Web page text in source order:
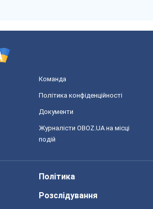
Команда
Політика конфіденційності
Документи
Журналісти OBOZ.UA на місці
подій
Політика
Розслідування